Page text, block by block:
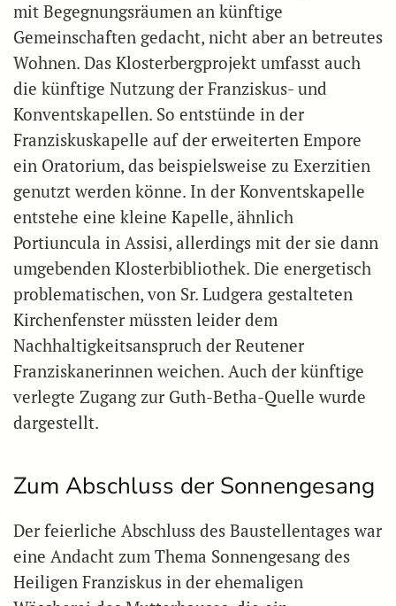
mit Begegnungsräumen an künftige
Gemeinschaften gedacht, nicht aber an betreutes
Wohnen. Das Klosterbergprojekt umfasst auch
die künftige Nutzung der Franziskus- und
Konventskapellen. So entstünde in der
Franziskuskapelle auf der erweiterten Empore
ein Oratorium, das beispielsweise zu Exerzitien
genutzt werden könne. In der Konventskapelle
entstehe eine kleine Kapelle, ähnlich
Portiuncula in Assisi, allerdings mit der sie dann
umgebenden Klosterbibliothek. Die energetisch
problematischen, von Sr. Ludgera gestalteten
Kirchenfenster müssten leider dem
Nachhaltigkeitsanspruch der Reutener
Franziskanerinnen weichen. Auch der künftige
verlegte Zugang zur Guth-Betha-Quelle wurde
dargestellt.
Zum Abschluss der Sonnengesang
Der feierliche Abschluss des Baustellentages war
eine Andacht zum Thema Sonnengesang des
Heiligen Franziskus in der ehemaligen